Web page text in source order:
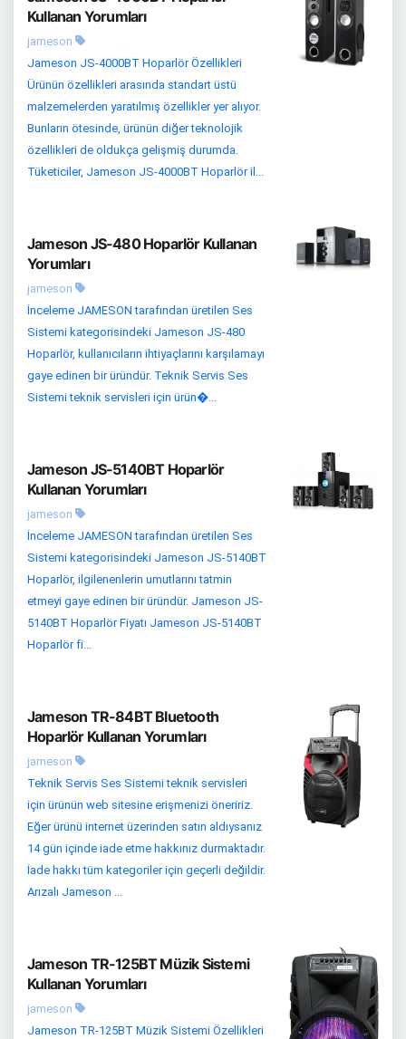
Kullanan Yorumları
jameson
Jameson JS-4000BT Hoparlör Özellikleri
Ürünün özellikleri arasında standart üstü
malzemelerden yaratılmış özellikler yer alıyor.
Bunların ötesinde, ürünün diğer teknolojik
özellikleri de oldukça gelişmiş durumda.
Tüketiciler, Jameson JS-4000BT Hoparlör il...
Jameson JS-480 Hoparlör Kullanan
Yorumları
jameson
İnceleme JAMESON tarafından üretilen Ses
Sistemi kategorisindeki Jameson JS-480
Hoparlör, kullanıcıların ihtiyaçlarını karşılamayı
gaye edinen bir üründür. Teknik Servis Ses
Sistemi teknik servisleri için ürün�...
Jameson JS-5140BT Hoparlör
Kullanan Yorumları
jameson
İnceleme JAMESON tarafından üretilen Ses
Sistemi kategorisindeki Jameson JS-5140BT
Hoparlör, ilgilenenlerin umutlarını tatmin
etmeyi gaye edinen bir üründür. Jameson JS-
5140BT Hoparlör Fiyatı Jameson JS-5140BT
Hoparlör fi...
Jameson TR-84BT Bluetooth
Hoparlör Kullanan Yorumları
jameson
Teknik Servis Ses Sistemi teknik servisleri
için ürünün web sitesine erişmenizi öneririz.
Eğer ürünü internet üzerinden satın aldıysanız
14 gün içinde iade etme hakkınız durmaktadır.
İade hakkı tüm kategoriler için geçerli değildir.
Arızalı Jameson ...
Jameson TR-125BT Müzik Sistemi
Kullanan Yorumları
jameson
Jameson TR-125BT Müzik Sistemi Özellikleri